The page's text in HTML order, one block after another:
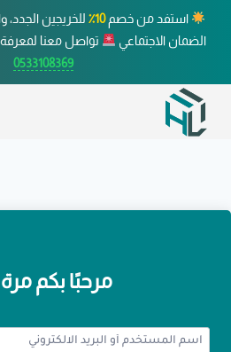
استفد من خصم10٪
للخريجين
الضمان الاجتماعي
تواصل معنا
0533108369
مرحبًا بكم